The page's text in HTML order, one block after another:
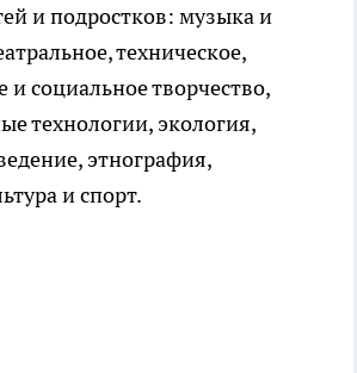
и подростков: музыка и
техническое,
и социальное творчество,
технологии, экология,
этнография,
и спорт.